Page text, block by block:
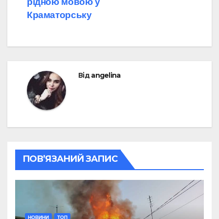
Краматорську
Відangelina
ПОВ’ЯЗАНИЙ ЗАПИС
НОВИНИ ТОП